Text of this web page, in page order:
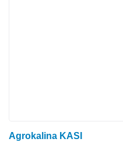
Agrokalina KASI